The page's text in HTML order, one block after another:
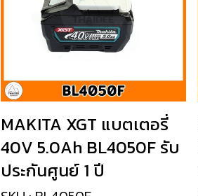
MAKITA XGT แบตเตอรี่
40V 5.0Ah BL4050F รับ
ประกันศูนย์ 1 ปี